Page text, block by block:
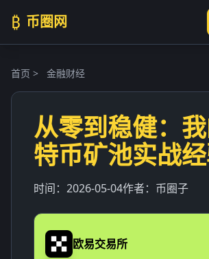
₿ 币圈网
首页 > 金融财经
从零到稳健：
特币矿池实战
时间： 2026-05-04作者： 币圈子
欧易交易所